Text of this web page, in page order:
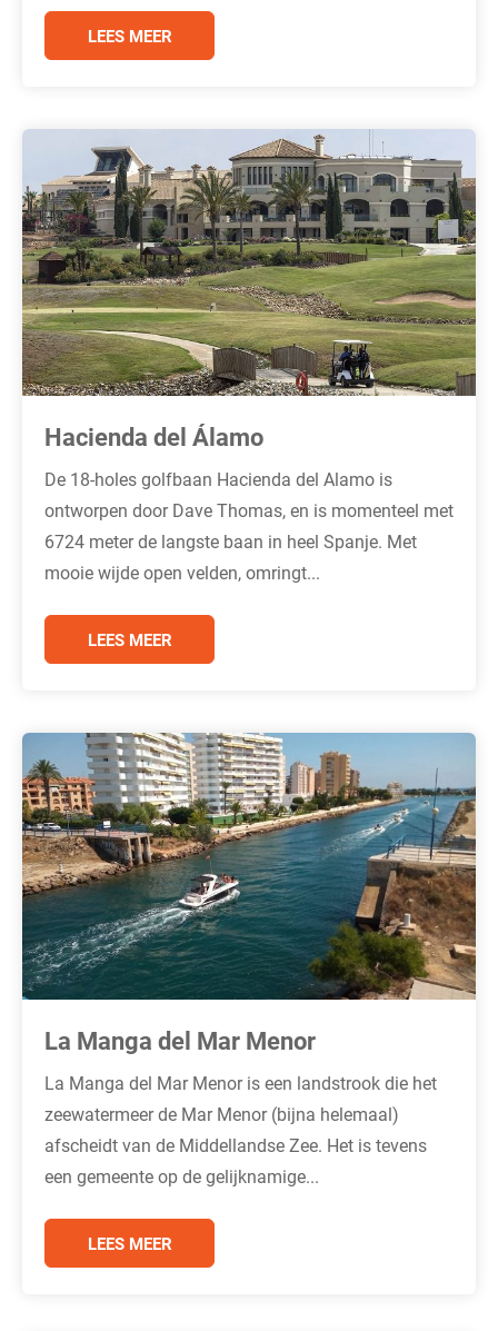
LEES MEER
Hacienda del Álamo
De 18-holes golfbaan Hacienda del Alamo is
ontworpen door Dave Thomas, en is momenteel met
6724 meter de langste baan in heel Spanje. Met
mooie wijde open velden, omringt...
LEES MEER
La Manga del Mar Menor​
La Manga del Mar Menor is een landstrook die het
zeewatermeer de Mar Menor (bijna helemaal)
afscheidt van de Middellandse Zee. Het is tevens
een gemeente op de gelijknamige...
LEES MEER